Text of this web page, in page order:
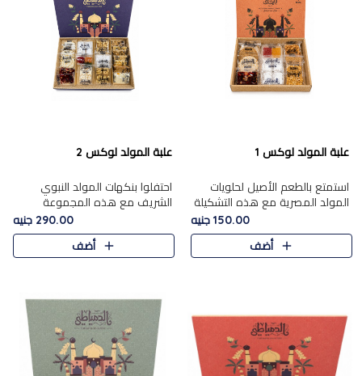
علبة المولد لوكس 1
استمتع بالطعم الأصيل لحلويات
المولد المصرية مع هذه التشكيلة
المختارة بعناية من 9 قطع. تتضمن
التشكيلة جوزرية مع فول،ملبان
150.00 جنيه
أضف
علبة المولد لوكس 2
احتفلوا بنكهات المولد النبوي
الشريف مع هذه المجموعة
الفاخرة المكونة من 19 قطعة،
والتي تم اختيارها بعناية فائقة لتُبرز
تشكيلة واسعة من الحلويات
290.00 جنيه
أضف